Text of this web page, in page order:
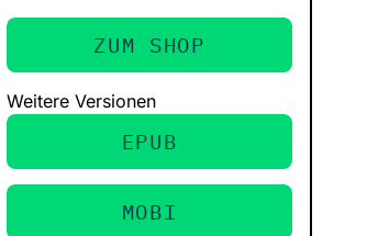
ZUM SHOP
Weitere Versionen
EPUB
MOBI